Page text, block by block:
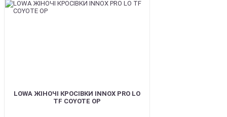
LOWA ЖІНОЧІ КРОСІВКИ INNOX PRO LO
TF COYOTE OP